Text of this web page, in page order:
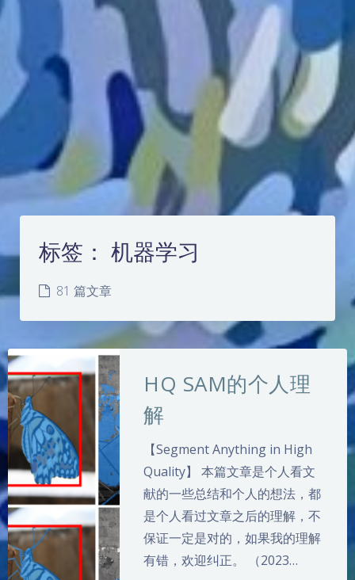
标签： 机器学习
81 篇文章
HQ SAM的个人理
解
【Segment Anything in High
Quality】 本篇文章是个人看文
献的一些总结和个人的想法，都
是个人看过文章之后的理解，不
保证一定是对的，如果我的理解
有错，欢迎纠正。 （2023…